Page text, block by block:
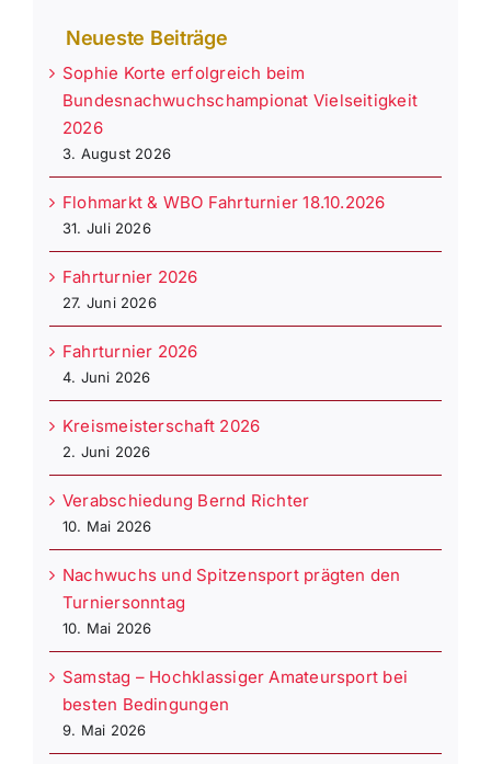
Neueste Beiträge
Sophie Korte erfolgreich beim
Bundesnachwuchschampionat Vielseitigkeit
2026
3. August 2026
Flohmarkt & WBO Fahrturnier 18.10.2026
31. Juli 2026
Fahrturnier 2026
27. Juni 2026
Fahrturnier 2026
4. Juni 2026
Kreismeisterschaft 2026
2. Juni 2026
Verabschiedung Bernd Richter
10. Mai 2026
Nachwuchs und Spitzensport prägten den
Turniersonntag
10. Mai 2026
Samstag – Hochklassiger Amateursport bei
besten Bedingungen
9. Mai 2026